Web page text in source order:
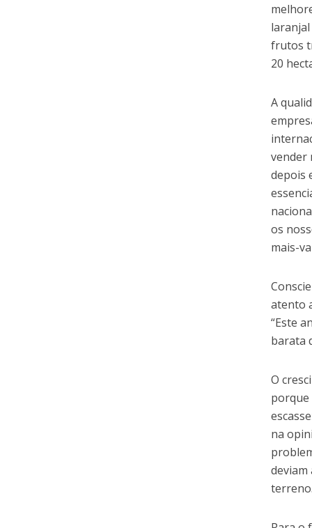
frutos
20
A
vender
depois
os
mais-
atento
“Este
barata
O
porque
na